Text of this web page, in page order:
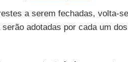
a serem fechadas, volta-
adotadas por cada um